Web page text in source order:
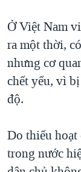
Ở Việt Nam
ra một thời,
nhưng cơ
chết yểu, vì
độ.
Do thiếu
trong nước